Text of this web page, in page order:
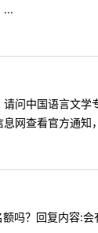
...
中国语言文学
网查看官方通知
？回复内容: